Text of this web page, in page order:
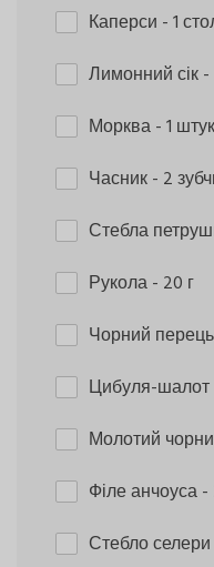
Каперси - 1
Лимонний сік
Морква- 1
Часник- 2
Стебла
Рукола- 20 г
Чорний
Цибуля-шалот
Молотий
Філе анчоуса-
Стебло селери